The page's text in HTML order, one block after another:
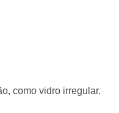
como vidro irregular.